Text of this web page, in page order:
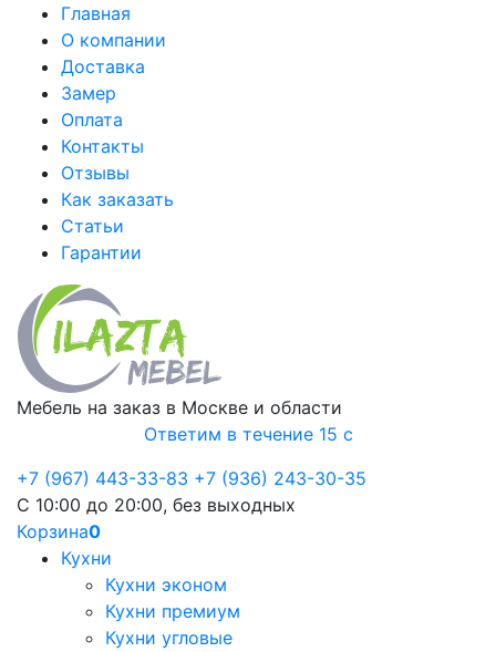
Главная
О компании
Доставка
Замер
Оплата
Контакты
Отзывы
Как заказать
Статьи
Гарантии
Мебель на заказ в Москве и области
Ответим в течение 15 с
+7 (967) 443-33-83 +7 (936) 243-30-35
С 10:00 до 20:00, без выходных
Корзина0
Кухни
Кухни эконом
Кухни премиум
Кухни угловые